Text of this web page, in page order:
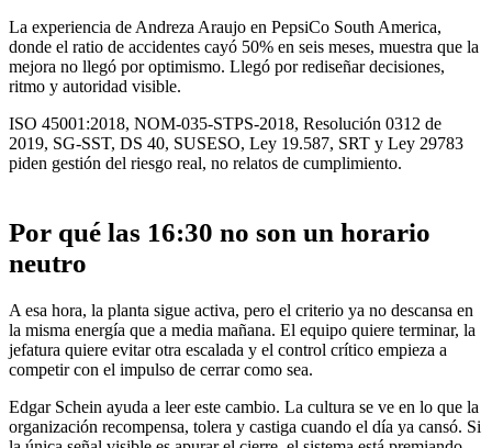
La experiencia de Andreza Araujo en PepsiCo South America,
donde el ratio de accidentes cayó 50% en seis meses, muestra que la
mejora no llegó por optimismo. Llegó por rediseñar decisiones,
ritmo y autoridad visible.
ISO 45001:2018, NOM-035-STPS-2018, Resolución 0312 de
2019, SG-SST, DS 40, SUSESO, Ley 19.587, SRT y Ley 29783
piden gestión del riesgo real, no relatos de cumplimiento.
Por qué las 16:30 no son un horario
neutro
A esa hora, la planta sigue activa, pero el criterio ya no descansa en
la misma energía que a media mañana. El equipo quiere terminar, la
jefatura quiere evitar otra escalada y el control crítico empieza a
competir con el impulso de cerrar como sea.
Edgar Schein ayuda a leer este cambio. La cultura se ve en lo que la
organización recompensa, tolera y castiga cuando el día ya cansó. Si